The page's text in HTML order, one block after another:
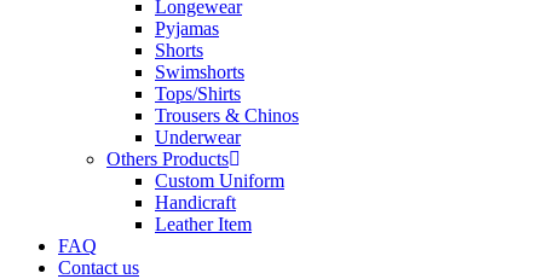
Longewear
Pyjamas
Shorts
Swimshorts
Tops/Shirts
Trousers & Chinos
Underwear
Others Products
Custom Uniform
Handicraft
Leather Item
FAQ
Contact us